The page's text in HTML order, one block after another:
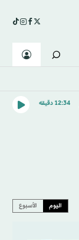
12:34 دقيقه
اليوم الأسبوع